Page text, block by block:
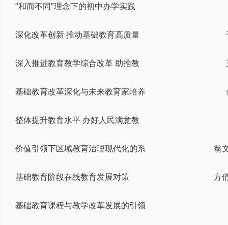
“和而不同”理念下的初中办学实践
深化改革创新 推动基础教育高质量
深入推进教育教学综合改革 助推教
基础教育改革深化与未来教育家培养
整体提升教育水平 办好人民满意教
价值引领下区域教育治理现代化的系
基础教育阶段在线教育发展对策 方
基础教育课程与教学改革发展的引领